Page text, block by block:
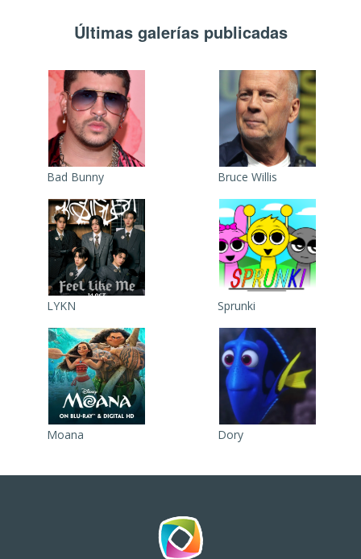
Últimas galerías publicadas
Bad Bunny Bruce Willis
LYKN Sprunki
Moana Dory